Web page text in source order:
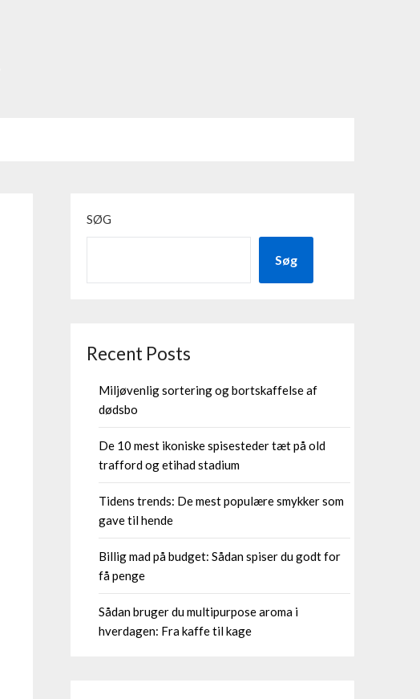
SØG
Søg
Recent Posts
Miljøvenlig sortering og bortskaffelse af
dødsbo
De 10 mest ikoniske spisesteder tæt på old
trafford og etihad stadium
Tidens trends: De mest populære smykker som
gave til hende
Billig mad på budget: Sådan spiser du godt for
få penge
Sådan bruger du multipurpose aroma i
hverdagen: Fra kaffe til kage